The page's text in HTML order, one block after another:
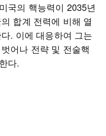
국의 핵능력이 2035년
합계 전력에 비해 열
. 이에 대응하여 그는
어나 전략 및 전술핵
다.